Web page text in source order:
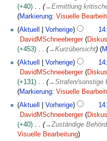
+40
→Ermittlung
Markierung: Visuelle
Aktuell
Vorherige
DavidMSchneeberger
+453
→Kurzübersicht
Aktuell
Vorherige
DavidMSchneeberger
+131
→Strafen/sonstige
Markierung: Visuelle
Aktuell
Vorherige
DavidMSchneeberger
+40
→Zuständige
Visuelle Bearbeitung